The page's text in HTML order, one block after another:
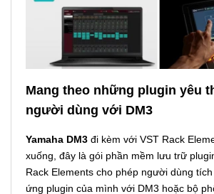
Mang theo những plugin yêu
người dùng với DM3
Yamaha DM3 đi kèm với VST Rack
xuống, đây là gói phần mềm lưu trữ
Rack Elements cho phép người dùng
ứng plugin của mình với DM3 hoặc bộ